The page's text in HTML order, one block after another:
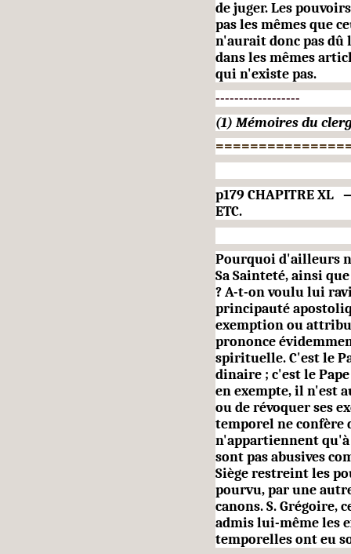
de juger. Les
pas les mêmes que
n'aurait donc pas dû
dans les mêmes
qui n'existe pas.
------------------
(1) Mémoires du
p179 CHAPITRE XL
ETC.
Pourquoi d'ailleurs
Sa Sainteté, ainsi
? A-t-on voulu lui
principauté
exemption ou
prononce
spirituelle. C'est le
dinaire ; c'est le
en exempte, il n'est
ou de révo­quer ses
temporel ne confère
n'appartiennent
sont pas abusives
Siège restreint les
pourvu, par une
canons. S. Grégoire,
admis lui-même les
temporelles ont eu